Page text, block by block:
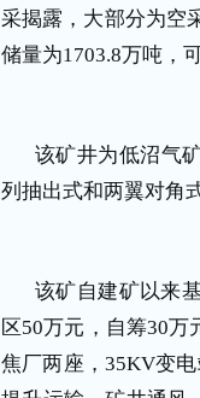
采揭露，大部分为空
储量为1703.8万吨，
该矿井为低沼气
列抽出式和两翼对角
该矿自建矿以来
区50万元，自筹30
焦厂两座，35KV变